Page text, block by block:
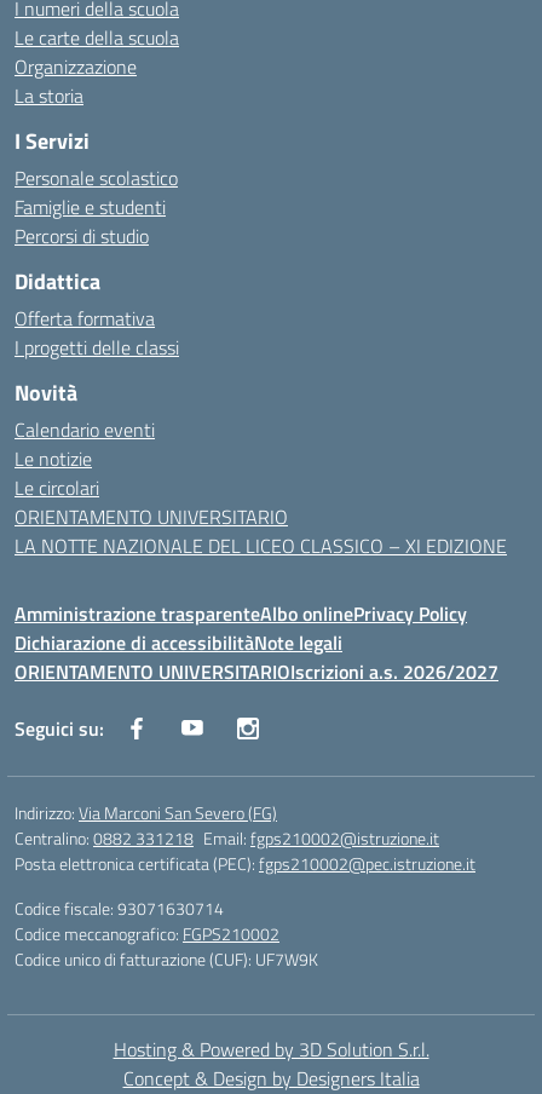
I numeri della scuola
Le carte della scuola
Organizzazione
La storia
I Servizi
Personale scolastico
Famiglie e studenti
Percorsi di studio
Didattica
Offerta formativa
I progetti delle classi
Novità
Calendario eventi
Le notizie
Le circolari
ORIENTAMENTO UNIVERSITARIO
LA NOTTE NAZIONALE DEL LICEO CLASSICO – XI EDIZIONE
Amministrazione trasparenteAlbo onlinePrivacy Policy
Dichiarazione di accessibilitàNote legali
ORIENTAMENTO UNIVERSITARIOIscrizioni a.s. 2026/2027
Seguici su:
Indirizzo:Via Marconi San Severo (FG)
Centralino:0882 331218 Email:fgps210002@istruzione.it
Posta elettronica certificata (PEC):fgps210002@pec.istruzione.it
Codice fiscale: 93071630714
Codice meccanografico: FGPS210002
Codice unico di fatturazione (CUF): UF7W9K
Hosting & Powered by 3D Solution S.r.l.
Concept & Design by Designers Italia